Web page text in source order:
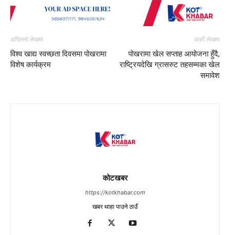
अघिल्लो लेखमा
विश्व खाद्य स्वच्छता दिवसमा पोखरामा
विशेष कार्यक्रम
अर्को लेखमा
पोखरामा खेल सप्ताह आयोजना हुँदै,
राष्ट्रियदेखि ग्रासरुट तहसम्मका खेल
समावेश
कोटखबर
https://kotkhabar.com
खबर थाहा पाउने ठाउँ